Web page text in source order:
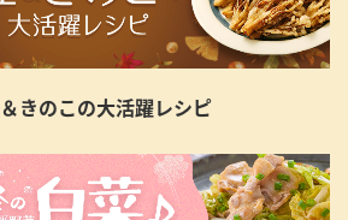
きのこの大活躍レシピ